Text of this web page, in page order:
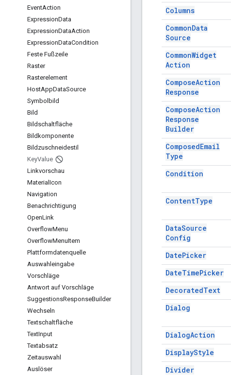
EventAction
ExpressionData
ExpressionDataAction
ExpressionDataCondition
Feste Fußzeile
Raster
Rasterelement
HostAppDataSource
Symbolbild
Bild
Bildschaltfläche
Bildkomponente
Bildzuschneidestil
KeyValue
Linkvorschau
Material Icon
Navigation
Benachrichtigung
OpenLink
OverflowMenu
OverflowMenuItem
Plattformdatenquelle
Auswahleingabe
Vorschläge
Antwort auf Vorschläge
SuggestionsResponseBuilder
Wechseln
Textschaltfläche
TextInput
Textabsatz
Zeitauswahl
Auslöser
Columns
CommonData
Source
CommonWidget
Action
ComposeAction
Response
ComposeAction
Response
Builder
ComposedEmail
Type
Condition
ContentType
DataSource
Config
DatePicker
DateTimePicker
DecoratedText
Dialog
DialogAction
DisplayStyle
Divider